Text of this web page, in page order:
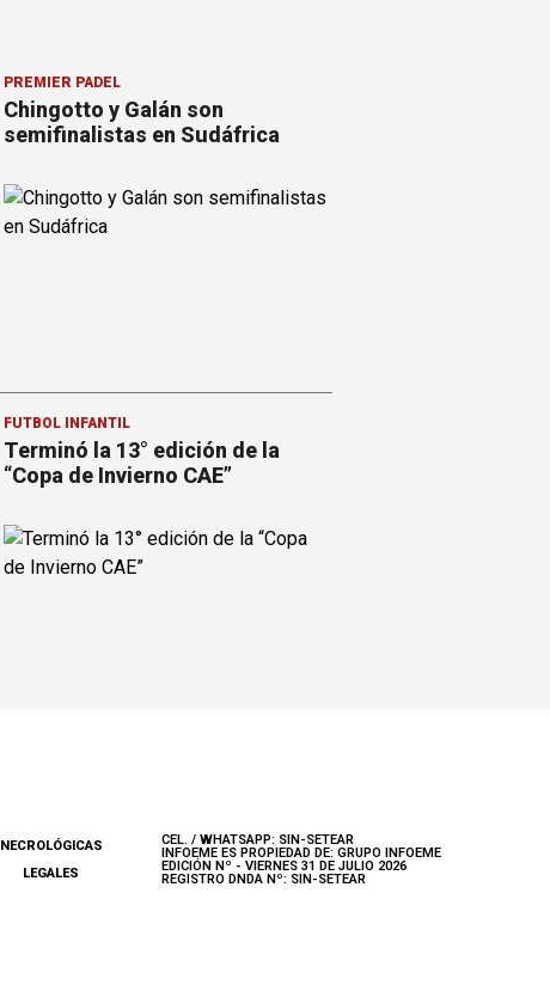
PREMIER PÁDEL
Chingotto y Galán son
semifinalistas en Sudáfrica
FÚTBOL INFANTIL
Terminó la 13° edición de la
“Copa de Invierno CAE”
NECROLÓGICAS
LEGALES
CEL. / WHATSAPP: SIN-SETEAR
INFOEME ES PROPIEDAD DE: GRUPO INFOEME
EDICIÓN Nº - VIERNES 31 DE JULIO 2026
REGISTRO DNDA Nº: SIN-SETEAR